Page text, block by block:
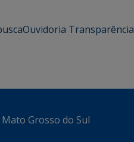
Ouvidoria Transparência
Mato Grosso do Sul